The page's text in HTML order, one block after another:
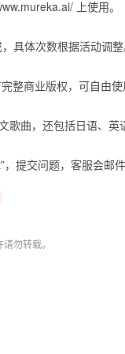
上使用。
具体次数根据活动调整
整商业版权，可自由使
歌曲，还包括日语、英
提交问题，客服会邮件
勿转载。